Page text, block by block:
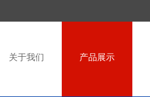
关于我们 产品展示